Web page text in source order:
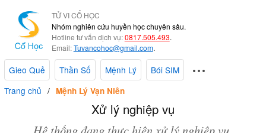
TỬ VI CỔ HỌC
Nhóm nghiên cứu huyền học chuyên sâu.
Hotline tư vấn dịch vụ:0817.505.493.
Email:Tuvancohoc@gmail.com.
Gieo Quẻ Thần Số Mệnh Lý
Bói SIM
Trang chủ
Mệnh Lý Vạn Niên
Xử lý nghiệp vụ